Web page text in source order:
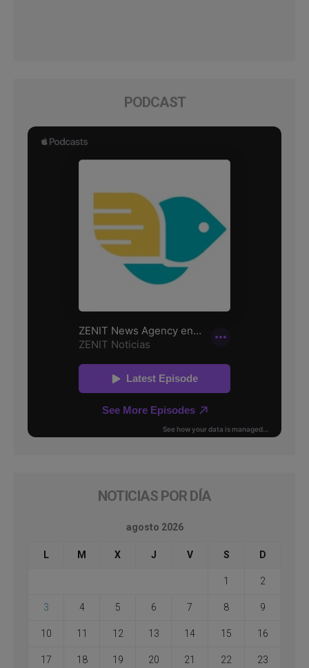
PODCAST
NOTICIAS POR DÍA
agosto 2026
L M X J V S D
1 2
3 4 5 6 7 8 9
10 11 12 13 14 15 16
17 18 19 20 21 22 23